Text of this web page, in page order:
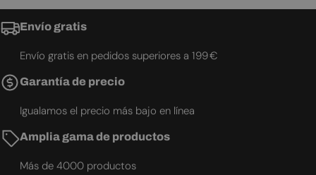
Envío gratis
Envío gratis en pedidos superiores a 199 €
Garantía de precio
Igualamos el precio más bajo en línea
Amplia gama de productos
Más de 4000 productos